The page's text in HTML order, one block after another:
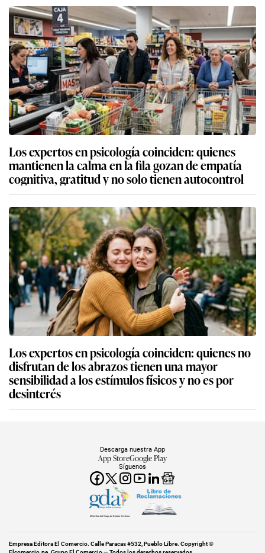
Los expertos en psicología coinciden: quienes
mantienen la calma en la fila gozan de empatía
cognitiva, gratitud y no solo tienen autocontrol
Los expertos en psicología coinciden: quienes no
disfrutan de los abrazos tienen una mayor
sensibilidad a los estímulos físicos y no es por
desinterés
Síguenos
Descarga nuestra App
App StoreGoogle Play
Miembro del Grupo de Diarios América
Empresa Editora El Comercio. Calle Paracas #532, Pueblo Libre. Copyright ©